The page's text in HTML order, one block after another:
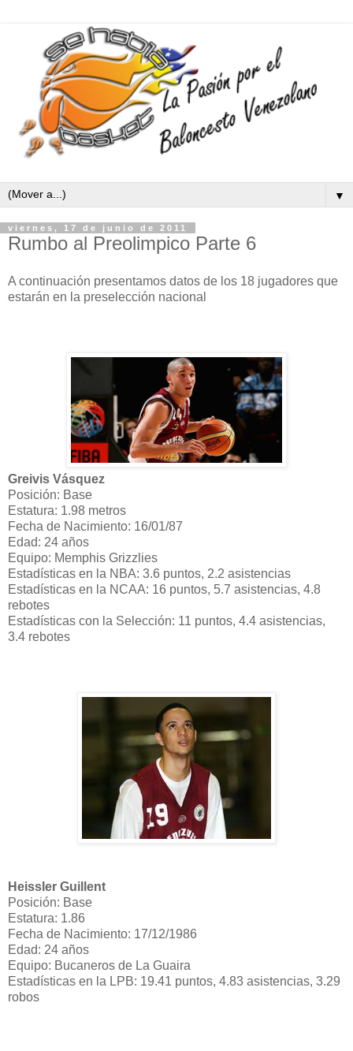
▼
viernes, 17 de junio de 2011
Rumbo al Preolimpico Parte 6
A continuación presentamos datos de los 18 jugadores que
estarán en la preselección nacional
Greivis Vásquez
Posición: Base
Estatura: 1.98 metros
Fecha de Nacimiento: 16/01/87
Edad: 24 años
Equipo: Memphis Grizzlies
Estadísticas en la NBA: 3.6 puntos, 2.2 asistencias
Estadísticas en la NCAA: 16 puntos, 5.7 asistencias, 4.8
rebotes
Estadísticas con la Selección: 11 puntos, 4.4 asistencias,
3.4 rebotes
Heissler Guillent
Posición: Base
Estatura: 1.86
Fecha de Nacimiento: 17/12/1986
Edad: 24 años
Equipo: Bucaneros de La Guaira
Estadísticas en la LPB: 19.41 puntos, 4.83 asistencias, 3.29
robos